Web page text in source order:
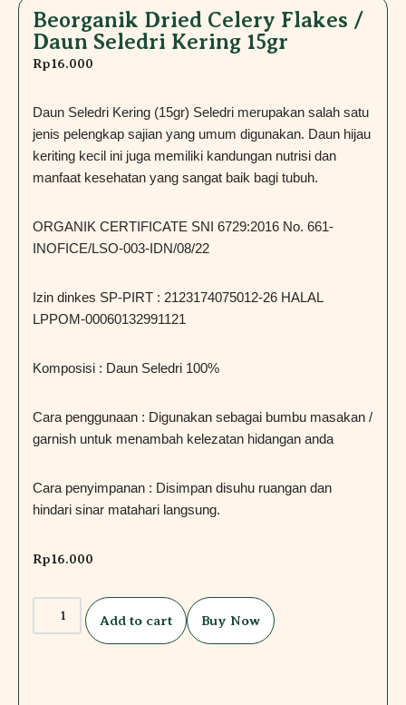
Beorganik Dried Celery Flakes /
Daun Seledri Kering 15gr
Rp16.000
Daun Seledri Kering (15gr) Seledri merupakan salah satu
jenis pelengkap sajian yang umum digunakan. Daun hijau
keriting kecil ini juga memiliki kandungan nutrisi dan
manfaat kesehatan yang sangat baik bagi tubuh.
ORGANIK CERTIFICATE SNI 6729:2016 No. 661-
INOFICE/LSO-003-IDN/08/22
Izin dinkes SP-PIRT : 2123174075012-26 HALAL
LPPOM-00060132991121
Komposisi : Daun Seledri 100%
Cara penggunaan : Digunakan sebagai bumbu masakan /
garnish untuk menambah kelezatan hidangan anda
Cara penyimpanan : Disimpan disuhu ruangan dan
hindari sinar matahari langsung.
Rp16.000
Add to cart Buy Now